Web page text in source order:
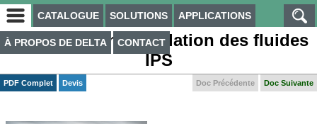
CATALOGUE SOLUTIONS APPLICATIONS
À PROPOS DE DELTA CONTACT
Produits de manipulation des fluides
IPS
Doc Précédente Doc Suivante
PDF Complet Devis